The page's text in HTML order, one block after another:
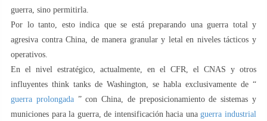
guerra, sino permitirla.
Por lo tanto, esto indica que se está preparando una guerra total y
agresiva contra China, de manera granular y letal en niveles tácticos y
operativos.
En el nivel estratégico, actualmente, en el CFR, el CNAS y otros
influyentes think tanks de Washington, se habla exclusivamente de “
guerra prolongada” con China, de preposicionamiento de sistemas y
municiones para la guerra, de intensificación hacia unaguerra industrial